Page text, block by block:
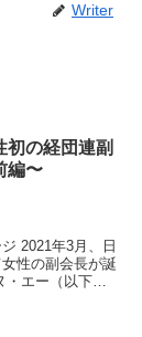
Writer
初の経団連副
編〜
日
性の副会長が誕